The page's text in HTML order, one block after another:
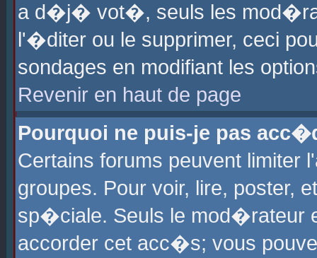
a d�j� vot�, seuls les
l'�diter ou le supprimer, ceci
sondages en modifiant les
Revenir en haut de page
Pourquoi ne puis-je pas
Certains forums peuvent
groupes. Pour voir, lire, poster,
sp�ciale. Seuls le mod�rateur
accorder cet acc�s; vous